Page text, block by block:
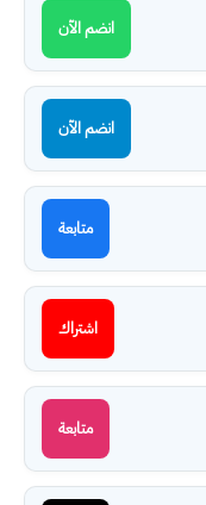
انضم الآن
انضم الآن
متابعة
اشتراك
متابعة